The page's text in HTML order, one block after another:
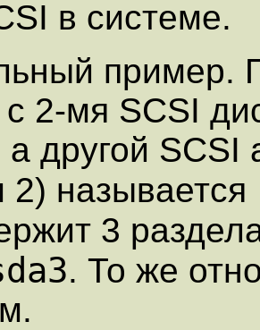
в системе.
пример.
с 2-мя SCSI
а другой
называется
3
. То же